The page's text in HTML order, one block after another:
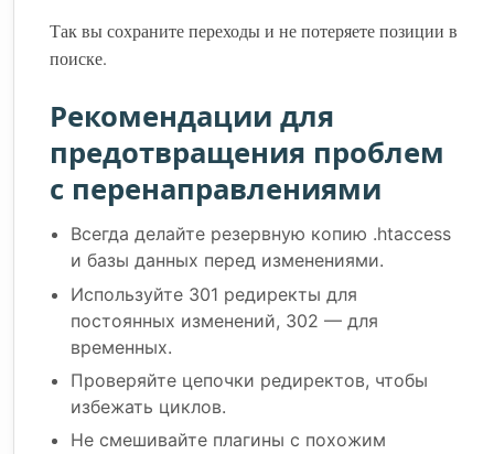
Так вы сохраните переходы и не потеряете позиции в
поиске.
Рекомендации для
предотвращения проблем
с перенаправлениями
Всегда делайте резервную копию .htaccess
и базы данных перед изменениями.
Используйте 301 редиректы для
постоянных изменений, 302 — для
временных.
Проверяйте цепочки редиректов, чтобы
избежать циклов.
Не смешивайте плагины с похожим